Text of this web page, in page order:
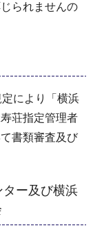
られませんの
により「横浜
荘指定管理者
書類審査及び
ー及び横浜